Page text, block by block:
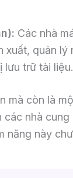
Các nhà
xuất, quản lý
lưu trữ tài liệu.
mà còn là
nhà cung
năng này